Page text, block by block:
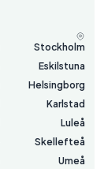
Stockholm
Eskilstuna
Helsingborg
Karlstad
Luleå
Skellefteå
Umeå